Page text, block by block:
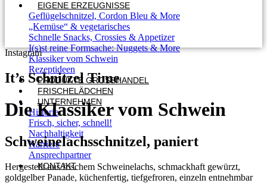
EIGENE ERZEUGNISSE
Geflügelschnitzel, Cordon Bleu & More
„Kemüse“ & vegetarisches
Schnelle Snacks, Crossies & Appetizer
I(s)st reine Formsache: Nuggets & More
Klassiker vom Schwein
Rezeptideen
PRODUKTE GROSSHANDEL
FRISCHELÄDCHEN
UNTERNEHMEN
Historie
Frisch, sicher, schnell!
Nachhaltigkeit
Karriere
Ansprechpartner
KONTAKT
Instagram
It’s Schnitzel Time
Die Klassiker vom Schwein
Schweinelachsschnitzel, paniert
Hergestellt aus frischem Schweinelachs, schmackhaft gewürzt,
goldgelber Panade, küchenfertig, tiefgefroren, einzeln entnehmbar